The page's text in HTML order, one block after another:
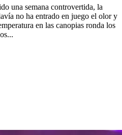
una semana controvertida, la
no ha entrado en juego el olor y
en las canopias ronda los